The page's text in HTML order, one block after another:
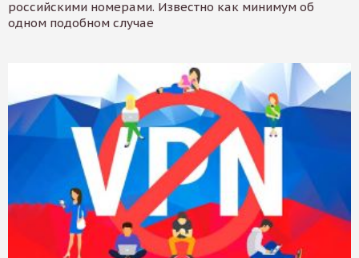
российскими номерами. Известно как минимум об
одном подобном случае